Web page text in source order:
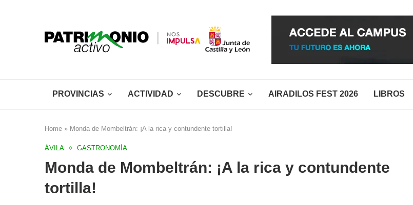
PROVINCIAS ACTIVIDAD DESCUBRE AIRADILOS FEST 2026 LIBROS
Home » Monda de Mombeltrán: ¡A la rica y contundente tortilla!
ÁVILA GASTRONOMÍA
Monda de Mombeltrán: ¡A la rica y contundente
tortilla!